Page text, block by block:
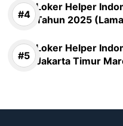
Loker Helper
Tahun 2025
Loker Helper
Jakarta Timur